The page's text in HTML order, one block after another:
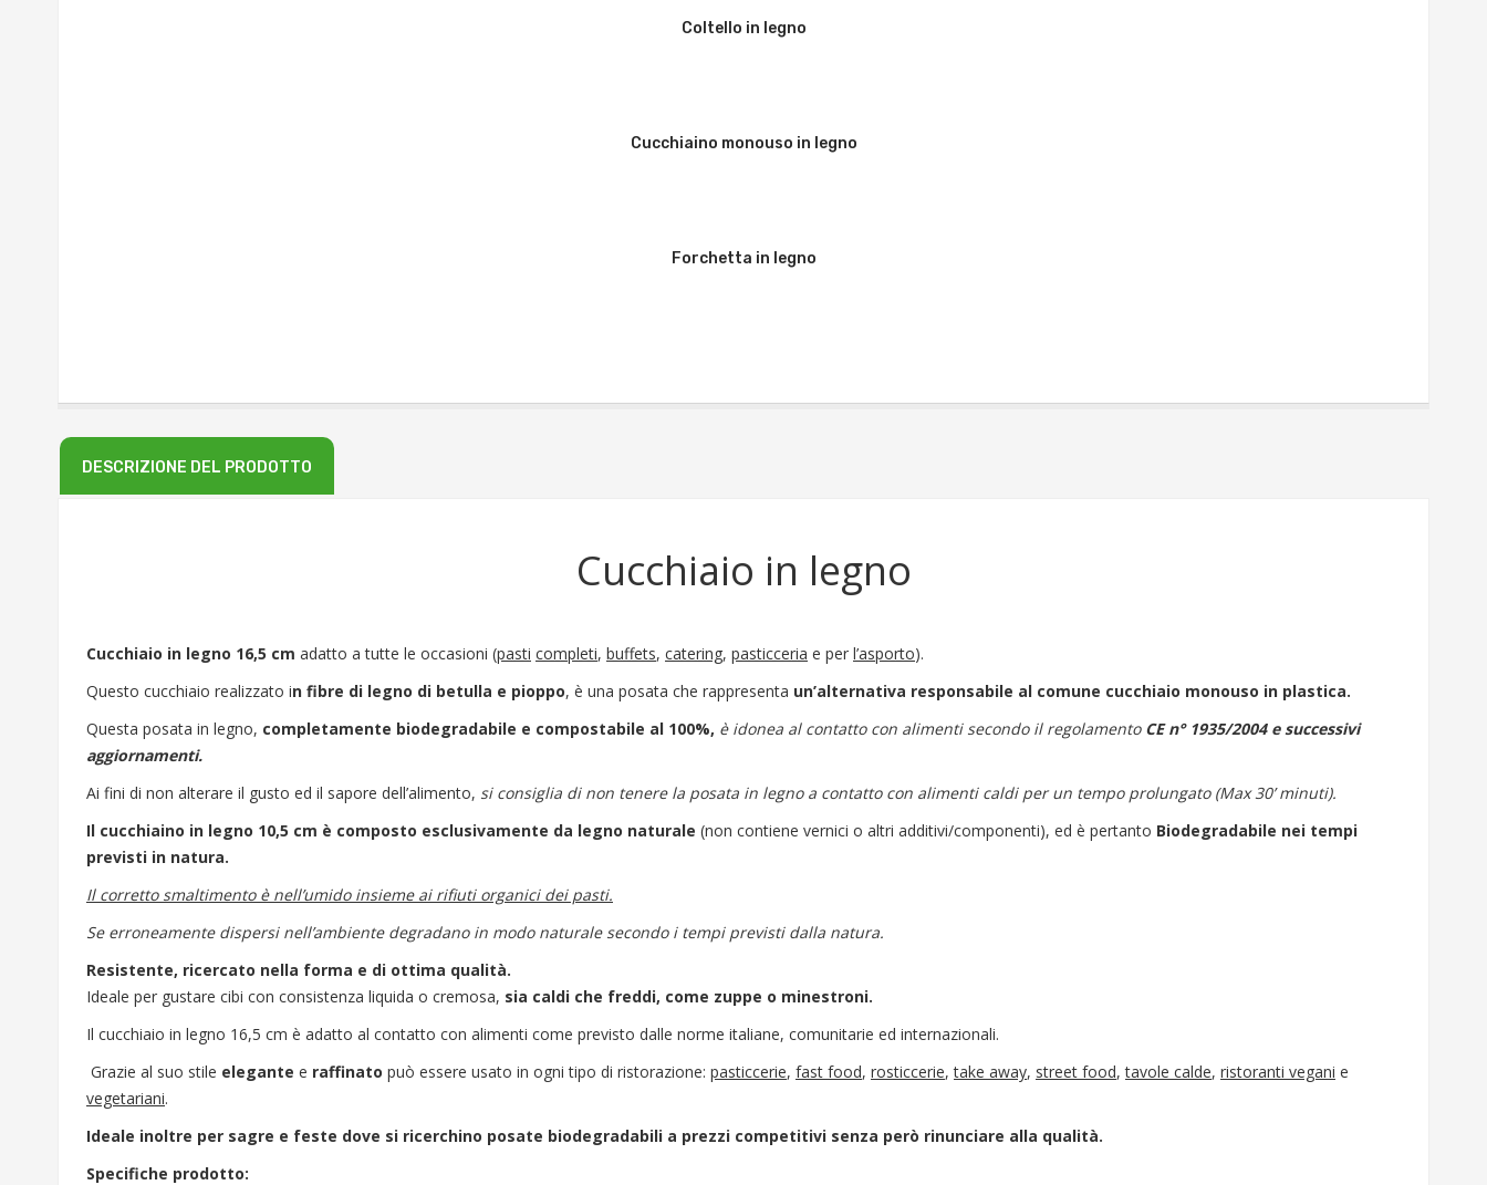
Coltello in legno
Cucchiaino monouso in legno
Forchetta in legno
DESCRIZIONE DEL PRODOTTO
Cucchiaio in legno
Cucchiaio in legno 16,5 cm adatto a tutte le occasioni (pasti completi, buffets, catering, pasticceria e per l’asporto).
Questo cucchiaio realizzato in fibre di legno di betulla e pioppo, è una posata che rappresenta un’alternativa responsabile al comune cucchiaio monouso in plastica.
Questa posata in legno, completamente biodegradabile e compostabile al 100%, è idonea al contatto con alimenti secondo il regolamento CE n° 1935/2004 e successivi
aggiornamenti.
Ai fini di non alterare il gusto ed il sapore dell’alimento, si consiglia di non tenere la posata in legno a contatto con alimenti caldi per un tempo prolungato (Max 30’ minuti).
Il cucchiaino in legno 10,5 cm è composto esclusivamente da legno naturale (non contiene vernici o altri additivi/componenti), ed è pertanto Biodegradabile nei tempi
previsti in natura.
Il corretto smaltimento è nell’umido insieme ai rifiuti organici dei pasti.
Se erroneamente dispersi nell’ambiente degradano in modo naturale secondo i tempi previsti dalla natura.
Resistente, ricercato nella forma e di ottima qualità.
Ideale per gustare cibi con consistenza liquida o cremosa, sia caldi che freddi, come zuppe o minestroni.
Il cucchiaio in legno 16,5 cm è adatto al contatto con alimenti come previsto dalle norme italiane, comunitarie ed internazionali.
Grazie al suo stile elegante e raffinato può essere usato in ogni tipo di ristorazione: pasticcerie, fast food, rosticcerie,take away, street food,tavole calde, ristoranti vegani e
vegetariani.
Ideale inoltre per sagre e feste dove si ricerchino posate biodegradabili a prezzi competitivi senza però rinunciare alla qualità.
Specifiche prodotto: